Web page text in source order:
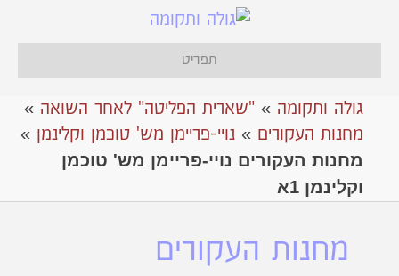
תפריט
גולה ותקומה » "שארית הפליטה" לאחר השואה »
מחנות העקורים » נויי-פריימן מש' טוכמן וקלינמן »
מחנות העקורים נויי-פריימן מש' טוכמן
וקלינמן 1א
מחנות העקורים